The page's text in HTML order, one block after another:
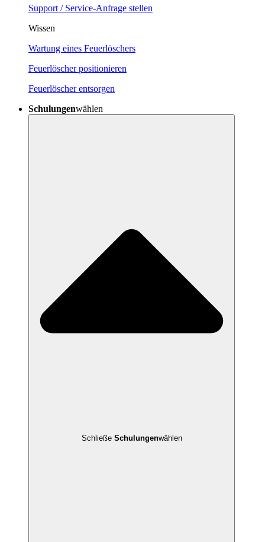
Support / Service-Anfrage stellen
Wissen
Wartung eines Feuerlöschers
Feuerlöscher positionieren
Feuerlöscher entsorgen
Schulungenwählen
Schließe Schulungenwählen